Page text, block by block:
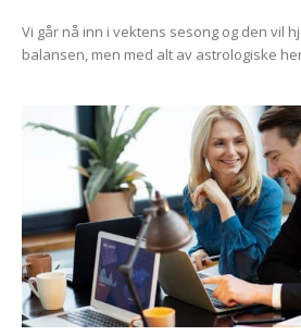
Vi går nå inn i vektens sesong og den vil
balansen, men med alt av astrologiske